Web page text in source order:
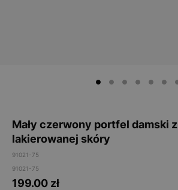
Mały czerwony portfel damski z
lakierowanej skóry
91021-75
91021-75
199.00 zł